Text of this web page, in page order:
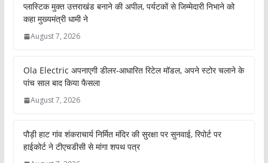
प्लास्टिक मुक्त उत्तराखंड बनाने की अपील, पर्यटकों से जिम्मेदारी निभाने को
कहा मुख्यमंत्री धामी ने
August 7, 2026
Ola Electric अपनाएगी डीलर-आधारित रिटेल मॉडल, अपने स्टोर चलाने के
पांच साल बाद किया फैसला
August 7, 2026
पौड़ी हाट गांव शंकराचार्य निर्मित मंदिर की सुरक्षा पर सुनवाई, रिपोर्ट पर
हाईकोर्ट ने टीएचडीसी से मांगा शपथ पत्र